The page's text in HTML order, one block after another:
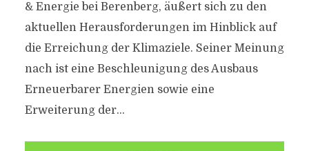
& Energie bei Berenberg, äußert sich zu den
aktuellen Herausforderungen im Hinblick auf
die Erreichung der Klimaziele. Seiner Meinung
nach ist eine Beschleunigung des Ausbaus
Erneuerbarer Energien sowie eine
Erweiterung der...